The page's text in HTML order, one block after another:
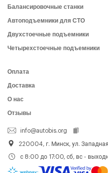
Балансировочные станки
Автоподъемники для СТО
Двухстоечные подъемники
Четырехстоечные подъемники
Оплата
Доставка
О нас
Отзывы
info@autobis.org
220004, г. Минск, ул.
с 8:00 до 17:00, сб, вс -